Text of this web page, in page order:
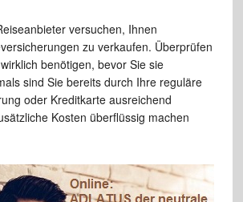
versuchen, Ihnen
zu verkaufen. Überprüfen
benötigen, bevor Sie sie
sind Sie bereits durch Ihre reguläre
oder Kreditkarte ausreichend
Kosten überflüssig machen